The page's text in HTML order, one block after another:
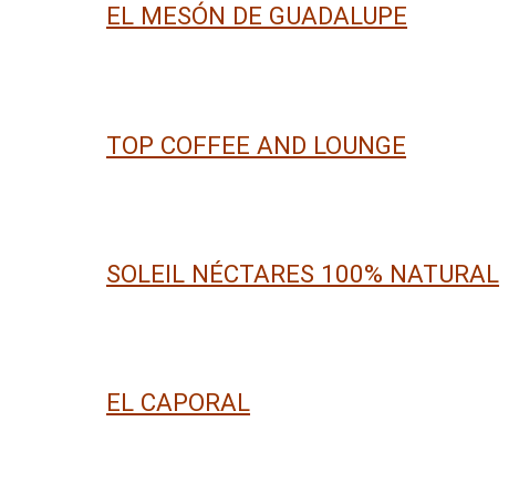
EL MESÓN DE GUADALUPE
TOP COFFEE AND LOUNGE
SOLEIL NÉCTARES 100% NATURAL
EL CAPORAL